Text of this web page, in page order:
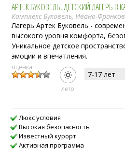
АРТЕК БУКОВЕЛЬ, ДЕТСКИЙ ЛАГЕРЬ В
Комплекс Буковель, Ивано-
Лагерь Артек Буковель -
высокого уровня комфорта,
Уникальное детское
эмоции и впечатления.
оценка:
лето
7-17 лет
Люкс условия
Высокая безопасность
Известный курорт
Активная программа